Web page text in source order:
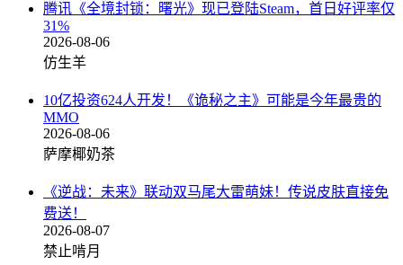
腾讯《全境封锁：曙光》现已登陆Steam，首日好评率仅
31%
2026-08-06
仿生羊
10亿投资624人开发！《诡秘之主》可能是今年最贵的
MMO
2026-08-06
萨摩椰奶茶
《逆战：未来》联动双马尾大雷萌妹！传说皮肤直接免
费送！
2026-08-07
禁止啃月